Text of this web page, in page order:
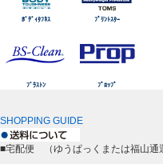
ﾎﾞﾃﾞｨﾀﾌﾈｽ ﾌﾟﾘﾝﾄｽﾀｰ
ﾌﾞﾗｽﾄﾝ ﾌﾟﾛｯﾌﾟ
SHOPPING GUIDE
■宅配便 （ゆうぱっくまたは福山通